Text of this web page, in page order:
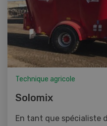
Technique agricole
Solomix
En tant que spécialiste